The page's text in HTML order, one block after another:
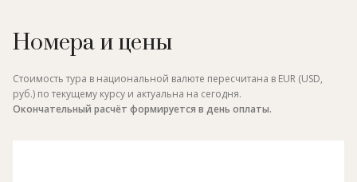
Номера и цены
Стоимость тура в национальной валюте пересчитана в EUR (USD,
руб.) по текущему курсу и актуальна на сегодня.
Окончательный расчёт формируется в день оплаты.